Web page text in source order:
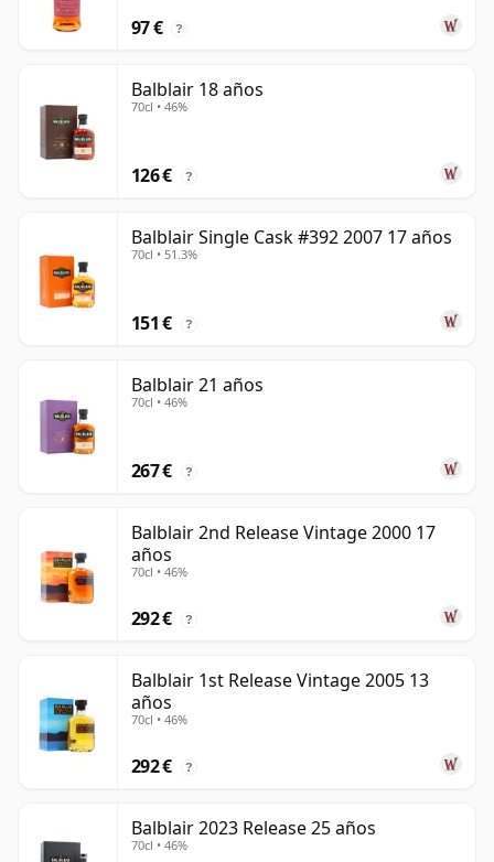
97 € ?
Balblair 18 años
70cl • 46%
126 € ?
Balblair Single Cask #392 2007 17 años
70cl • 51.3%
151 € ?
Balblair 21 años
70cl • 46%
267 € ?
Balblair 2nd Release Vintage 2000 17
años
70cl • 46%
292 € ?
Balblair 1st Release Vintage 2005 13
años
70cl • 46%
292 € ?
Balblair 2023 Release 25 años
70cl • 46%